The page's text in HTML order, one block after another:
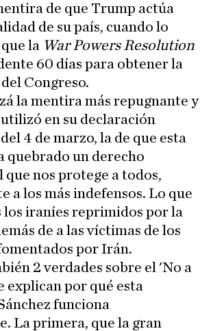
de que Trump actúa
de su país, cuando lo
la War Powers Resolution
60 días para obtener la
Congreso.
la mentira más repugnante y
en su declaración
4 de marzo, la de que esta
quebrado un derecho
nos protege a todos,
a los más indefensos. Lo que
los iraníes reprimidos por la
de a las víctimas de los
por Irán.
2 verdades sobre el 'No a
explican por qué esta
funciona
La primera, que la gran